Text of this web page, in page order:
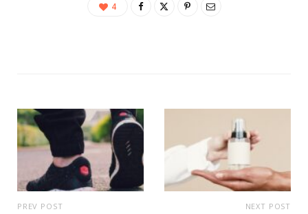
4
PREV POST NEXT POST